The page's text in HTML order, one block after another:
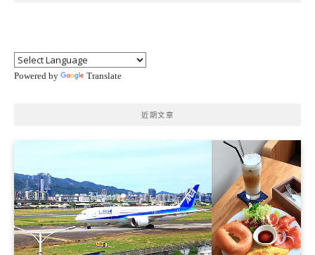
Powered by Translate
近期文章